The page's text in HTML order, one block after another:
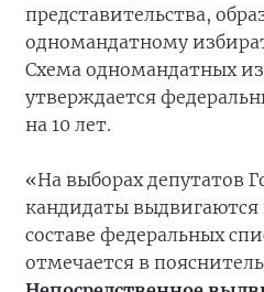
представительства,
одномандатному
Схема одномандатных
утверждается
на 10 лет.
«На выборах депутатов
кандидаты выдвигаются
составе федеральных
отмечается в